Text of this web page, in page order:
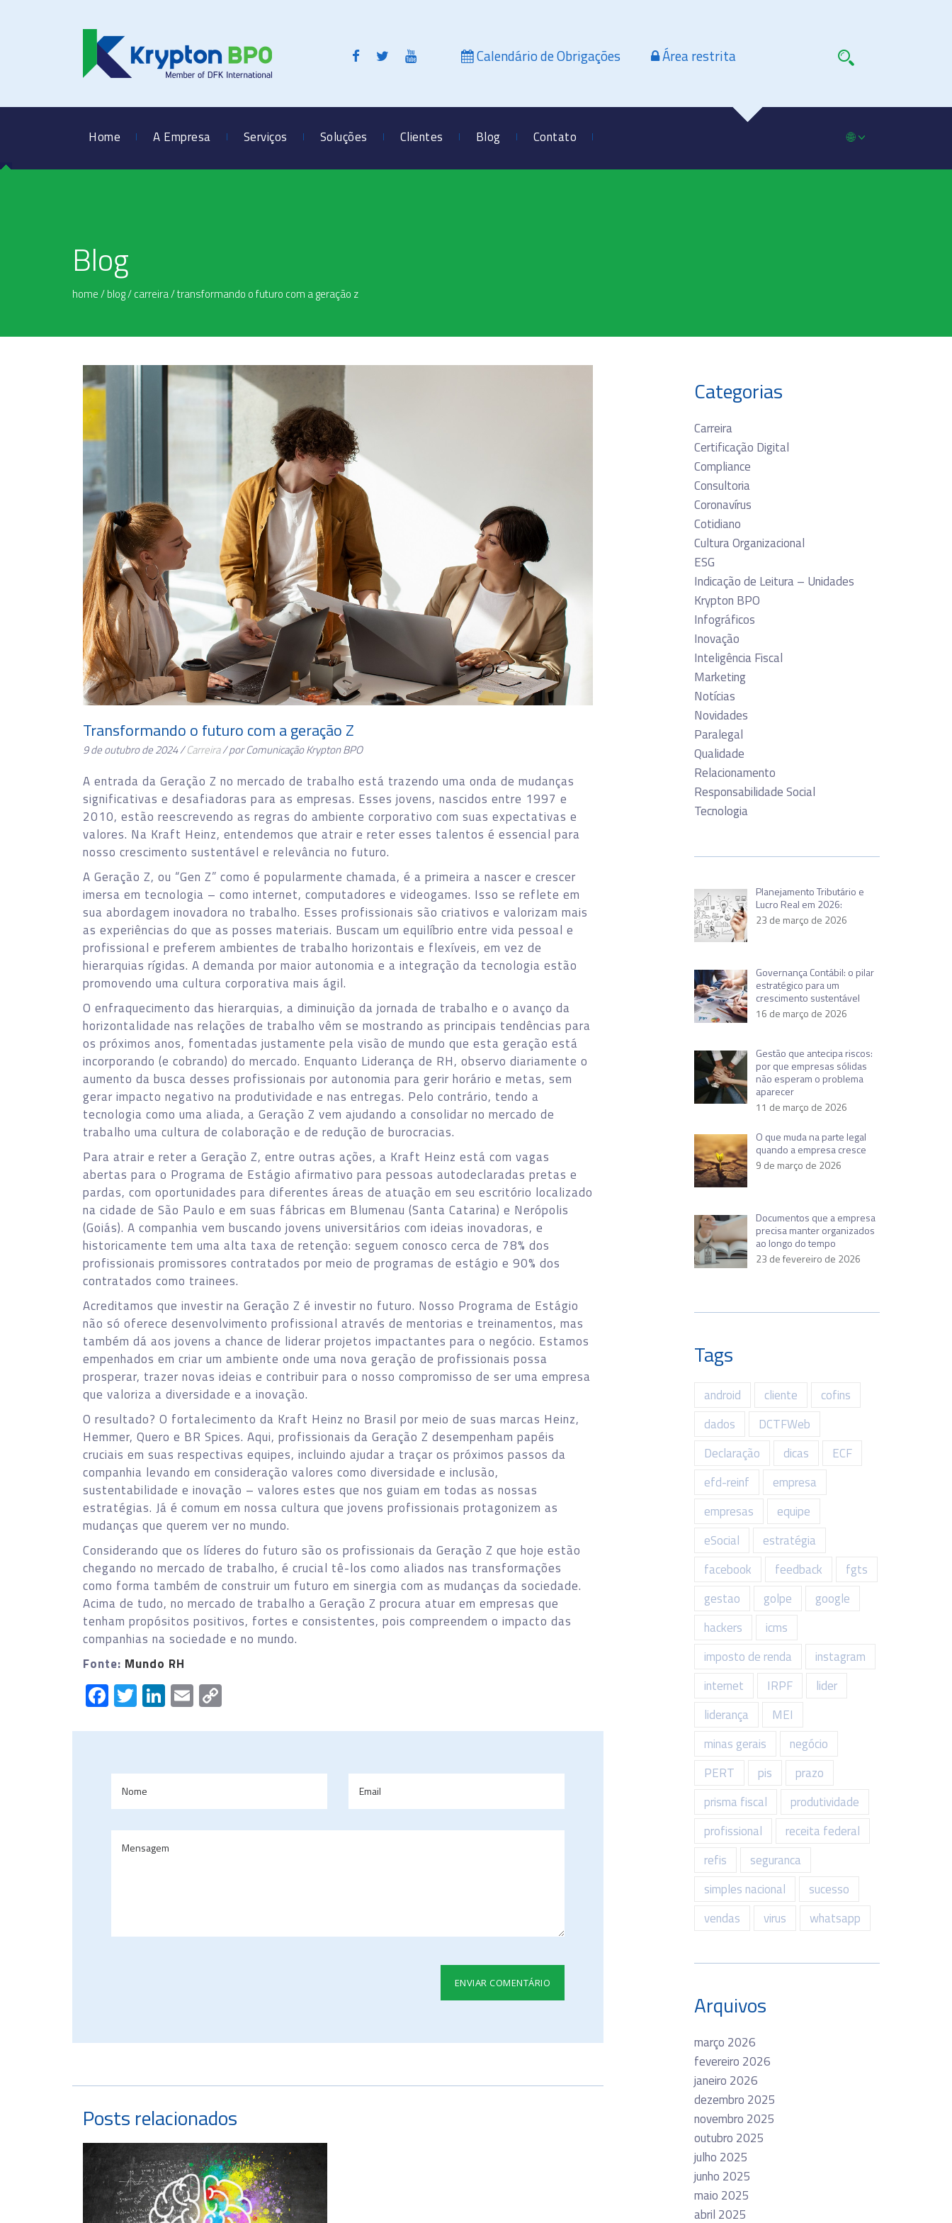
Calendário de Obrigações Área restrita
Home A Empresa Serviços Soluções Clientes Blog Contato 🌐
Blog
home/blog/carreira/transformando o futuro com a geração z
Transformando o futuro com a geração Z
9 de outubro de 2024 /Carreira/ por Comunicação Krypton BPO
A entrada da Geração Z no mercado de trabalho está trazendo uma onda de mudanças
significativas e desafiadoras para as empresas. Esses jovens, nascidos entre 1997 e
2010, estão reescrevendo as regras do ambiente corporativo com suas expectativas e
valores. Na Kraft Heinz, entendemos que atrair e reter esses talentos é essencial para
nosso crescimento sustentável e relevância no futuro.
A Geração Z, ou “Gen Z” como é popularmente chamada, é a primeira a nascer e crescer
imersa em tecnologia – como internet, computadores e videogames. Isso se reflete em
sua abordagem inovadora no trabalho. Esses profissionais são criativos e valorizam mais
as experiências do que as posses materiais. Buscam um equilíbrio entre vida pessoal e
profissional e preferem ambientes de trabalho horizontais e flexíveis, em vez de
hierarquias rígidas. A demanda por maior autonomia e a integração da tecnologia estão
promovendo uma cultura corporativa mais ágil.
O enfraquecimento das hierarquias, a diminuição da jornada de trabalho e o avanço da
horizontalidade nas relações de trabalho vêm se mostrando as principais tendências para
os próximos anos, fomentadas justamente pela visão de mundo que esta geração está
incorporando (e cobrando) do mercado. Enquanto Liderança de RH, observo diariamente o
aumento da busca desses profissionais por autonomia para gerir horário e metas, sem
gerar impacto negativo na produtividade e nas entregas. Pelo contrário, tendo a
tecnologia como uma aliada, a Geração Z vem ajudando a consolidar no mercado de
trabalho uma cultura de colaboração e de redução de burocracias.
Para atrair e reter a Geração Z, entre outras ações, a Kraft Heinz está com vagas
abertas para o Programa de Estágio afirmativo para pessoas autodeclaradas pretas e
pardas, com oportunidades para diferentes áreas de atuação em seu escritório localizado
na cidade de São Paulo e em suas fábricas em Blumenau (Santa Catarina) e Nerópolis
(Goiás). A companhia vem buscando jovens universitários com ideias inovadoras, e
historicamente tem uma alta taxa de retenção: seguem conosco cerca de 78% dos
profissionais promissores contratados por meio de programas de estágio e 90% dos
contratados como trainees.
Acreditamos que investir na Geração Z é investir no futuro. Nosso Programa de Estágio
não só oferece desenvolvimento profissional através de mentorias e treinamentos, mas
também dá aos jovens a chance de liderar projetos impactantes para o negócio. Estamos
empenhados em criar um ambiente onde uma nova geração de profissionais possa
prosperar, trazer novas ideias e contribuir para o nosso compromisso de ser uma empresa
que valoriza a diversidade e a inovação.
O resultado? O fortalecimento da Kraft Heinz no Brasil por meio de suas marcas Heinz,
Hemmer, Quero e BR Spices. Aqui, profissionais da Geração Z desempenham papéis
cruciais em suas respectivas equipes, incluindo ajudar a traçar os próximos passos da
companhia levando em consideração valores como diversidade e inclusão,
sustentabilidade e inovação – valores estes que nos guiam em todas as nossas
estratégias. Já é comum em nossa cultura que jovens profissionais protagonizem as
mudanças que querem ver no mundo.
Considerando que os líderes do futuro são os profissionais da Geração Z que hoje estão
chegando no mercado de trabalho, é crucial tê-los como aliados nas transformações
como forma também de construir um futuro em sinergia com as mudanças da sociedade.
Acima de tudo, no mercado de trabalho a Geração Z procura atuar em empresas que
tenham propósitos positivos, fortes e consistentes, pois compreendem o impacto das
companhias na sociedade e no mundo.
Fonte: Mundo RH
Facebook
Twitter
LinkedIn
Email
Posts relacionados
Categorias
Carreira
Certificação Digital
Compliance
Consultoria
Coronavírus
Cotidiano
Cultura Organizacional
ESG
Indicação de Leitura – Unidades
Krypton BPO
Infográficos
Inovação
Inteligência Fiscal
Marketing
Notícias
Novidades
Paralegal
Qualidade
Relacionamento
Responsabilidade Social
Tecnologia
Planejamento Tributário e
Lucro Real em 2026:
23 de março de 2026
Governança Contábil: o pilar
estratégico para um
crescimento sustentável
16 de março de 2026
Gestão que antecipa riscos:
por que empresas sólidas
não esperam o problema
aparecer
11 de março de 2026
O que muda na parte legal
quando a empresa cresce
9 de março de 2026
Documentos que a empresa
precisa manter organizados
ao longo do tempo
23 de fevereiro de 2026
Tags
android cliente
cofins
dados
DCTFWeb
Declaração
dicas
ECF
efd-reinf
empresa
empresas
equipe
eSocial
estratégia
facebook
feedback
fgts
gestao
golpe
google
hackers
icms
imposto de renda
instagram
internet
IRPF
lider
liderança
MEI
minas gerais
negócio
PERT
pis
prazo
prisma fiscal
produtividade
profissional
receita federal
refis
seguranca
simples nacional
sucesso
vendas
virus whatsapp
Arquivos
março 2026
fevereiro 2026
janeiro 2026
dezembro 2025
novembro 2025
outubro 2025
julho 2025
junho 2025
maio 2025
abril 2025